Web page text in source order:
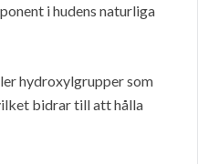
i hudens naturliga
hydroxylgrupper som
bidrar till att hålla